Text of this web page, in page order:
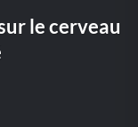
le cerveau